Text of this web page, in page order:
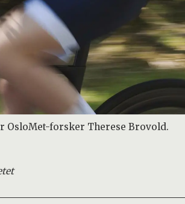
OsloMet-forsker Therese Brovold.